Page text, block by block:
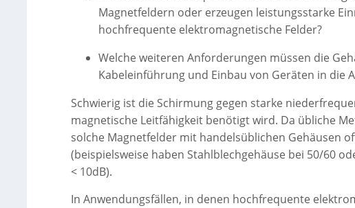
Magnetfeldern oder erzeugen leistungsstarke
hochfrequente elektromagnetische Felder?
Welche weiteren Anforderungen müssen die
Kabeleinführung und Einbau von Geräten in die
Schwierig ist die Schirmung gegen starke
magnetische Leitfähigkeit benötigt wird. Da übliche
solche Magnetfelder mit handelsüblichen Gehäusen
(beispielsweise haben Stahlblechgehäuse bei 50/60
< 10dB).
In Anwendungsfällen, in denen hochfrequente